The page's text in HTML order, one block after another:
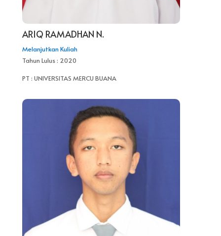
ARIQ RAMADHAN N.
Melanjutkan Kuliah
Tahun Lulus : 2020
PT : UNIVERSITAS MERCU BUANA